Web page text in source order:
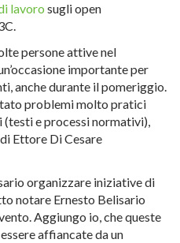
lavoro sugli open
persone attive nel
importante per
anche durante il pomeriggio.
problemi molto pratici
e processi normativi),
Ettore Di Cesare
organizzare iniziative di
notare Ernesto Belisario
Aggiungo io, che queste
affiancate da un